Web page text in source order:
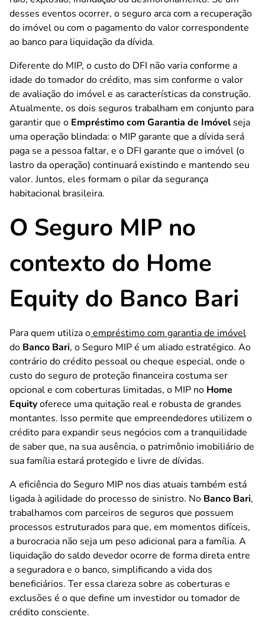
desses eventos ocorrer, o seguro arca com a recuperação
do imóvel ou com o pagamento do valor correspondente
ao banco para liquidação da dívida.
Diferente do MIP, o custo do DFI não varia conforme a
idade do tomador do crédito, mas sim conforme o valor
de avaliação do imóvel e as características da construção.
Atualmente, os dois seguros trabalham em conjunto para
garantir que o Empréstimo com Garantia de Imóvel seja
uma operação blindada: o MIP garante que a dívida será
paga se a pessoa faltar, e o DFI garante que o imóvel (o
lastro da operação) continuará existindo e mantendo seu
valor. Juntos, eles formam o pilar da segurança
habitacional brasileira.
O Seguro MIP no
contexto do Home
Equity do Banco Bari
Para quem utiliza oempréstimo com garantia de imóvel
do Banco Bari, o Seguro MIP é um aliado estratégico. Ao
contrário do crédito pessoal ou cheque especial, onde o
custo do seguro de proteção financeira costuma ser
opcional e com coberturas limitadas, o MIP no Home
Equityoferece uma quitação real e robusta de grandes
montantes. Isso permite que empreendedores utilizem o
crédito para expandir seus negócios com a tranquilidade
de saber que, na sua ausência, o patrimônio imobiliário de
sua família estará protegido e livre de dívidas.
A eficiência do Seguro MIP nos dias atuais também está
ligada à agilidade do processo de sinistro. No Banco Bari,
trabalhamos com parceiros de seguros que possuem
processos estruturados para que, em momentos difíceis,
a burocracia não seja um peso adicional para a família. A
liquidação do saldo devedor ocorre de forma direta entre
a seguradora e o banco, simplificando a vida dos
beneficiários. Ter essa clareza sobre as coberturas e
exclusões é o que define um investidor ou tomador de
crédito consciente.